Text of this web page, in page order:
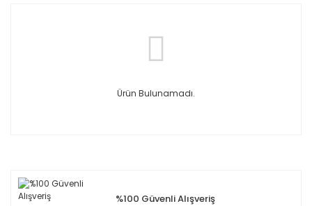
Ürün Bulunamadı.
%100 Güvenli Alışveriş